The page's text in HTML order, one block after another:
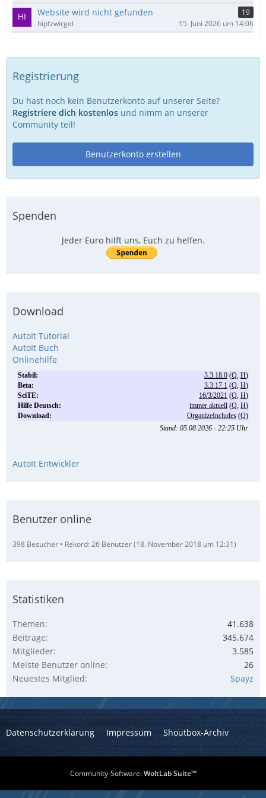
Website wird nicht gefunden
19
hipfzwirgel
15. Juni 2026 um 14:06
Registrierung
Du hast noch kein Benutzerkonto auf unserer Seite?
Registriere dich kostenlos und nimm an unserer
Community teil!
Benutzerkonto erstellen
Spenden
Jeder Euro hilft uns, Euch zu helfen.
Download
AutoIt Tutorial
AutoIt Buch
Onlinehilfe
AutoIt Entwickler
Benutzer online
398 Besucher Rekord: 26 Benutzer (18. November 2018 um 12:31)
Statistiken
Themen
41.638
Beiträge
345.674
Mitglieder
3.585
Meiste Benutzer online
26
Neuestes Mitglied
Spayz
Datenschutzerklärung Impressum Shoutbox-Archiv
Community-Software:WoltLab Suite™